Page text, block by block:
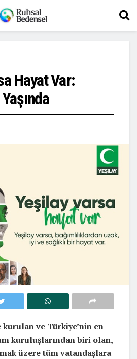
Hayat Var:
kurulan ve Türkiye’nin en
kuruluşlarından biri olan,
üzere tüm vatandaşlara